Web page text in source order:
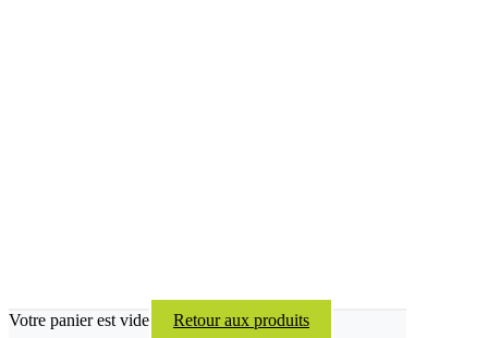
Votre panier est vide Retour aux produits